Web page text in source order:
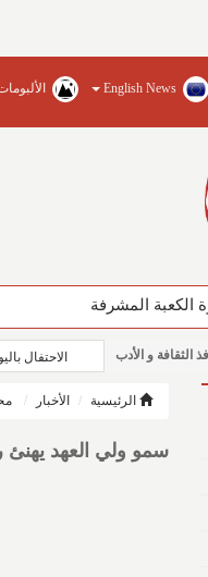
English News
الكعبة المشرفة
اجتماعية
الثقافة و الأدب
علمية
الاحتفال
الرئيسية الأخبار
سمو ولي العهد يهنئ